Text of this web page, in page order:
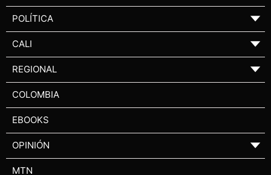
POLÍTICA ▼
CALI ▼
REGIONAL ▼
COLOMBIA
EBOOKS
OPINIÓN ▼
MTN